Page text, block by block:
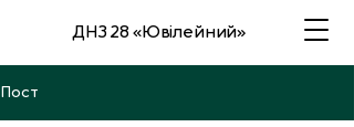
ДНЗ 28 «Ювілейний»
Пост